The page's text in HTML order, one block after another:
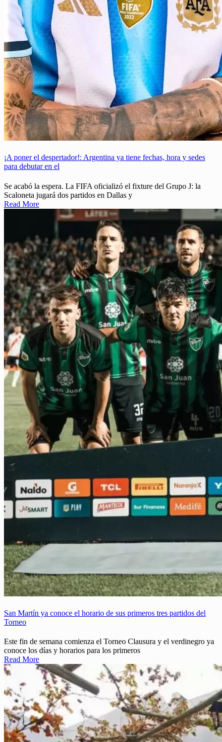
¡A poner el despertador!: Argentina ya tiene fechas, hora y sedes
para debutar en el
Se acabó la espera. La FIFA oficializó el fixture del Grupo J: la
Scaloneta jugará dos partidos en Dallas y
Read More
San Martín ya conoce el horario de sus primeros tres partidos del
Torneo
Este fin de semana comienza el Torneo Clausura y el verdinegro ya
conoce los días y horarios para los primeros
Read More